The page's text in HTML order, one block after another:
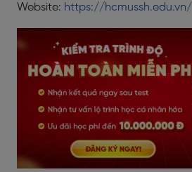
Website: https://hcmussh.edu.vn/